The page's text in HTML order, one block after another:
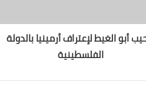
المنطقة؟
أبو الغيط لإعتراف أرمينيا بالدولة
الفلسطينية